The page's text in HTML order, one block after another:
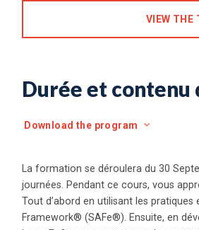
VIEW THE
Durée et contenu
Download the program
La formation se déroulera du 30
journées. Pendant ce cours, vous
Tout d’abord en utilisant les
Framework® (SAFe®). Ensuite, en